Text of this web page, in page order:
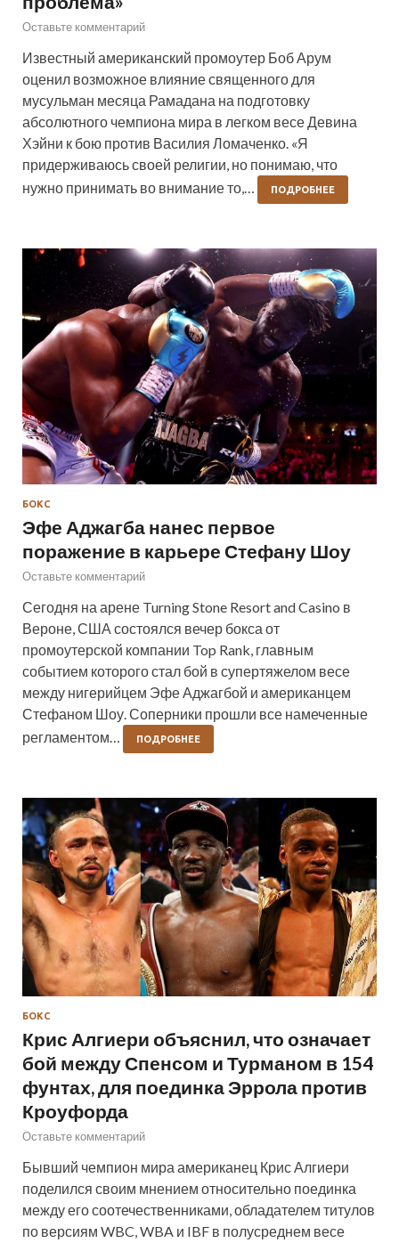
Оставьте комментарий
Известный американский промоутер Боб Арум
оценил возможное влияние священного для
мусульман месяца Рамадана на подготовку
абсолютного чемпиона мира в легком весе Девина
Хэйни к бою против Василия Ломаченко. «Я
придерживаюсь своей религии, но понимаю, что
нужно принимать во внимание то,…
ПОДРОБНЕЕ
БОКС
Эфе Аджагба нанес первое
поражение в карьере Стефану Шоу
Оставьте комментарий
Сегодня на арене Turning Stone Resort and Casino в
Вероне, США состоялся вечер бокса от
промоутерской компании Top Rank, главным
событием которого стал бой в супертяжелом весе
между нигерийцем Эфе Аджагбой и американцем
Стефаном Шоу. Соперники прошли все намеченные
регламентом…
ПОДРОБНЕЕ
БОКС
Крис Алгиери объяснил, что означает
бой между Спенсом и Турманом в 154
фунтах, для поединка Эррола против
Кроуфорда
Оставьте комментарий
Бывший чемпион мира американец Крис Алгиери
поделился своим мнением относительно поединка
между его соотечественниками, обладателем титулов
по версиям WBC, WBA и IBF в полусреднем весе